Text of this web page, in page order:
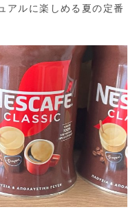
アルに楽しめる夏の定番